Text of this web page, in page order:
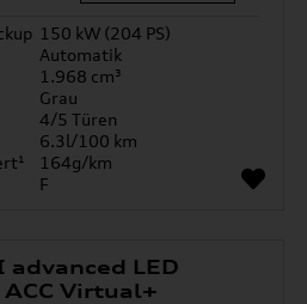
150 kW (204 PS)
Automatik
1.968 cm³
Grau
4/5 Türen
6.3l/100 km
164g/km
F
LED
ACC Virtual+